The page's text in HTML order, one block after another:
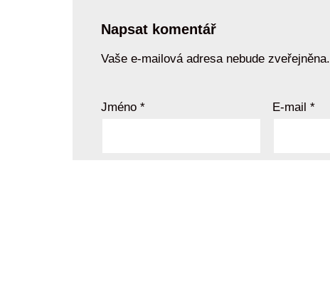
Napsat komentář
Vaše e-mailová adresa nebude zveřejněna.
Jméno * E-mail*